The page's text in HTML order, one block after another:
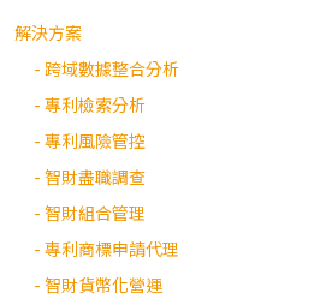
解決方案
- 跨域數據整合分析
- 專利檢索分析
- 專利風險管控
- 智財盡職調查
- 智財組合管理
- 專利商標申請代理
- 智財貨幣化營運